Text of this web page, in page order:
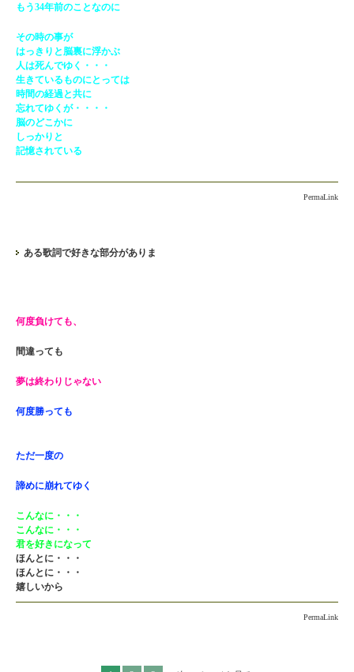
もう34年前のことなのに
その時の事が
はっきりと脳裏に浮かぶ
人は死んでゆく・・・
生きているものにとっては
時間の経過と共に
忘れてゆくが・・・・
脳のどこかに
しっかりと
記憶されている
PermaLink
ある歌詞で好きな部分がありま
何度負けても、
間違っても
夢は終わりじゃない
何度勝っても
ただ一度の
諦めに崩れてゆく
こんなに・・・
こんなに・・・
君を好きになって
ほんとに・・・
ほんとに・・・
嬉しいから
PermaLink